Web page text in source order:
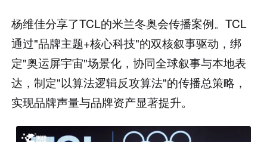
杨维佳分享了TCL的米兰冬奥会传播案例。TCL
通过"品牌主题+核心科技"的双核叙事驱动，绑
定"奥运屏宇宙"场景化，协同全球叙事与本地表
达，制定"以算法逻辑反攻算法"的传播总策略，
实现品牌声量与品牌资产显著提升。